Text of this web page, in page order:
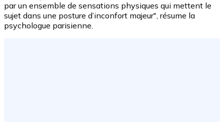
par un ensemble de sensations physiques qui mettent le
sujet dans une posture d’inconfort majeur", résume la
psychologue parisienne.